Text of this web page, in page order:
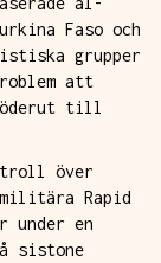
Faso och
grupper
att
till
över
Rapid
under en
sistone